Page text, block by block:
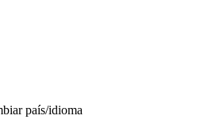
país/idioma